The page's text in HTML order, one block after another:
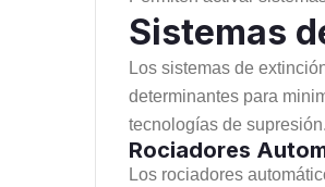
Sistemas
Los sistemas de
determinantes para
tecnologías de supresión.
Rociadores
Los rociadores